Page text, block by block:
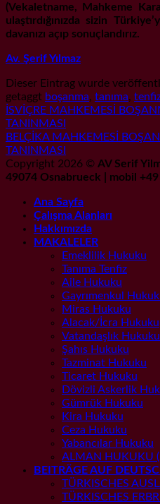
(Vekaletname, Mahkeme
ulaştırdığınızda sizin
davanızı açıp sonuçlandırız.
Av. Şerif Yılmaz
Dieser Eintrag wurde
getaggt boşanma, tanıma,
İSVİÇRE MAHKEMESİ
TANINMASI
BELÇİKA MAHKEMESİ
TANINMASI
Copyright 2026 © AV Serif
49074 Osnabrueck | mobil
Ana Sayfa
Çalışma Alanları
Hakkımızda
MAKALELER
Emeklilik Hukuku
Tanıma Tenfiz
Aile Hukuku
Gayrımenkul
Miras Hukuku
Alacak/İcra Hukuku
Vatandaşlık Hukuku
Şahıs Hukuku
Tazminat Hukuku
Ticaret Hukuku
Dövizli Askerlik
Gümrük Hukuku
Kira Hukuku
Ceza Hukuku
Yabancılar Hukuku
ALMAN HUKUKU
BEITRÄGE AUF
TÜRKISCHES
TÜRKISCHES